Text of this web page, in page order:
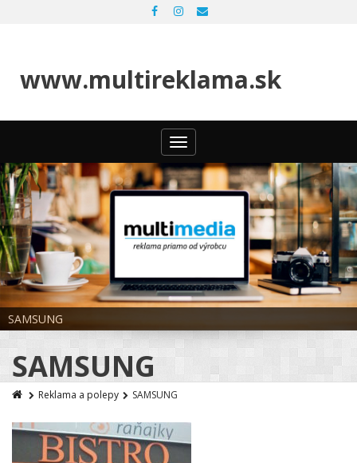
www.multireklama.sk
Toggle
navigation
SAMSUNG
SAMSUNG
Reklama a polepy SAMSUNG